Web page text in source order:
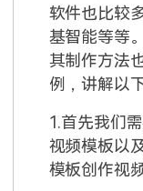
软件也比较
基智能等等
其制作方法
例，讲解以
1.首先我们
视频模板以
模板创作视